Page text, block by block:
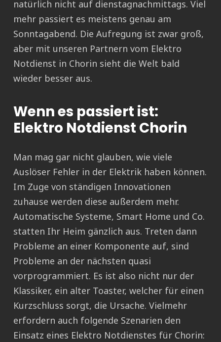
natürlich nicht auf dienstagnachmittags. Viel
mehr passiert es meistens genau am
Sonntagabend. Die Aufregung ist zwar groß,
aber mit unseren Partnern vom Elektro
Notdienst in Chorin sieht die Welt bald
wieder besser aus.
Wenn es passiert ist:
Elektro Notdienst Chorin
Man mag gar nicht glauben, wie viele
Auslöser Fehler in der Elektrik haben können.
Im Zuge von ständigen Innovationen
zuhause werden diese außerdem mehr.
Automatische Systeme, Smart Home und Co.
statten Ihr Heim gänzlich aus. Treten dann
Probleme an einer Komponente auf, sind
Probleme an der nächsten quasi
vorprogrammiert. Es ist also nicht nur der
Klassiker, ein alter Toaster, welcher für einen
Kurzschluss sorgt, die Ursache. Vielmehr
erfordern auch folgende Szenarien den
Einsatz eines Elektro Notdienstes für Chorin: